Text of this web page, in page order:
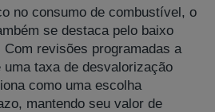
no consumo de combustível, o
se destaca pelo baixo
revisões programadas a
taxa de desvalorização
como uma escolha
mantendo seu valor de